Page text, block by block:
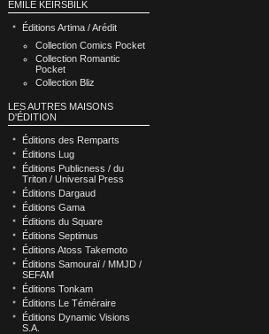
EMILE KEIRSBILK
Éditions Artima / Arédit
Collection Comics Pocket
Collection Romantic
Pocket
Collection Bliz
LES AUTRES MAISONS
D'ÉDITION
Éditions des Remparts
Éditions Lug
Éditions Publicness / du
Triton / Universal Press
Éditions Dargaud
Éditions Gama
Éditions du Square
Éditions Septimus
Éditions Atoss Takemoto
Éditions Samouraï / MMJD /
SEFAM
Éditions Tonkam
Éditions Le Téméraire
Éditions Dynamic Visions
S.A.